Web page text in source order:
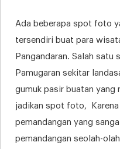
Ada beberapa spot foto
tersendiri buat para
Pangandaran. Salah
Pamugaran sekitar
gumuk pasir buatan yang
jadikan spot foto,
pemandangan yang
pemandangan seolah-